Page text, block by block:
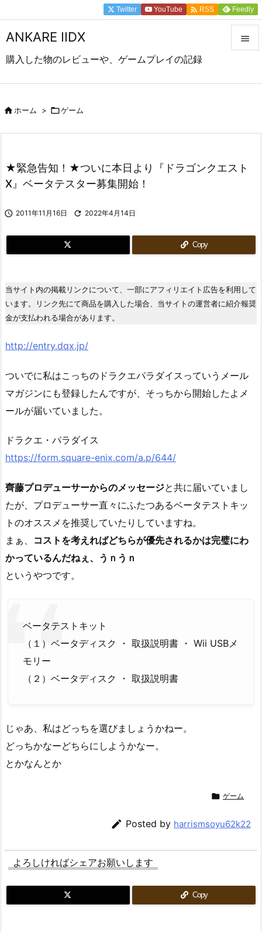
ANKARE IIDX
購入した物のレビューや、ゲームプレイの記録

検索
Twitter YouTube  RSS Feedly
ホーム > ゲーム
★緊急告知！★ついに本日より『ドラゴンクエスト
X』ベータテスター募集開始！
 2011年11月16日  2022年4月14日
Copy
当サイト内の掲載リンクについて、一部にアフィリエイト広告を利用して
います。リンク先にて商品を購入した場合、当サイトの運営者に紹介報奨
金が支払われる場合があります。
http://entry.dqx.jp/
ついでに私はこっちのドラクエパラダイスっていうメール
マガジンにも登録したんですが、そっちから開始したよメ
ールが届いていました。
ドラクエ・パラダイス
https://form.square-enix.com/a.p/644/
齊藤プロデューサーからのメッセージと共に届いていまし
たが、プロデューサー直々にふたつあるベータテストキッ
トのオススメを推奨していたりしていますね。
まぁ、 コストを考えればどちらが優先されるかは完璧にわ
かっているんだねぇ、うｎうｎ
というやつです。
ベータテストキット
（１）ベータディスク ・ 取扱説明書 ・ Wii USBメ
モリー
（２）ベータディスク ・ 取扱説明書
じゃあ、私はどっちを選びましょうかねー。
どっちかなーどちらにしようかなー。
とかなんとか
 ゲーム
 Posted by harrismsoyu62k22
よろしければシェアお願いします
Copy